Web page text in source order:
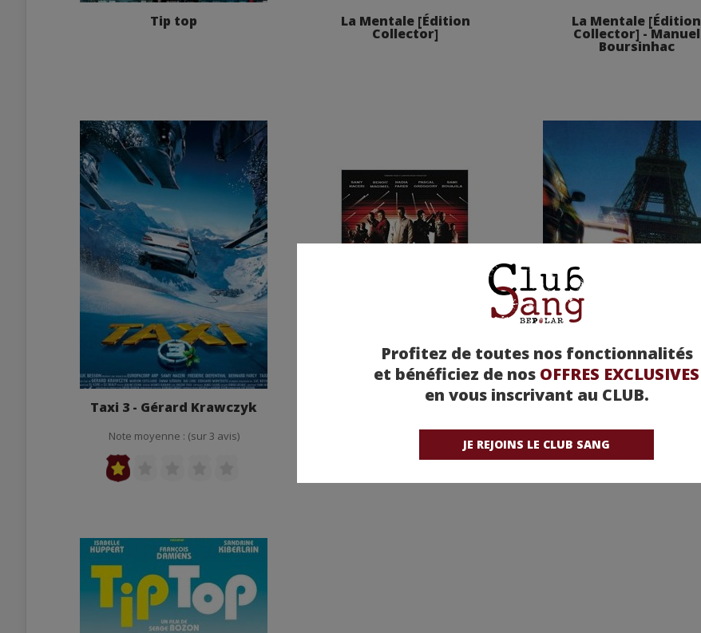
Profitez de toutes nos fonctionnalités
et bénéficiez de nos OFFRES EXCLUSIVES
en vous inscrivant au CLUB.
JE REJOINS LE CLUB SANG
Tip top La Mentale [Édition
Collector]
La Mentale [Édition
Collector] - Manuel
Boursinhac
Taxi 3 - Gérard Krawczyk
Note moyenne : (sur 3 avis)